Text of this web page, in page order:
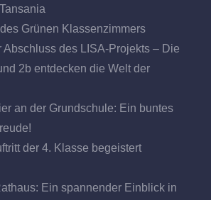
Grünen Klassenzimmers
Abschluss des LISA-Projekts – Die
2b entdecken die Welt der
an der Grundschule: Ein buntes
der 4. Klasse begeistert
Ein spannender Einblick in